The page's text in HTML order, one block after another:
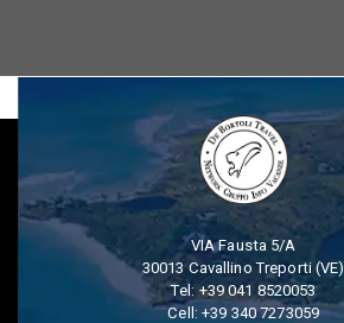
VIA Fausta 5/A
30013 Cavallino Treporti (VE)
Tel:+39 041 8520053
Cell:+39 340 7273059